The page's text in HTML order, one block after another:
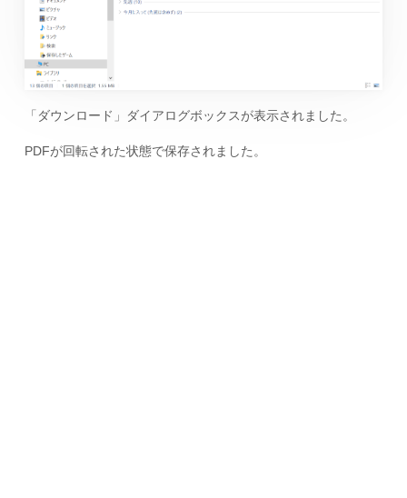
「ダウンロード」ダイアログボックスが表示されました。
PDFが回転された状態で保存されました。